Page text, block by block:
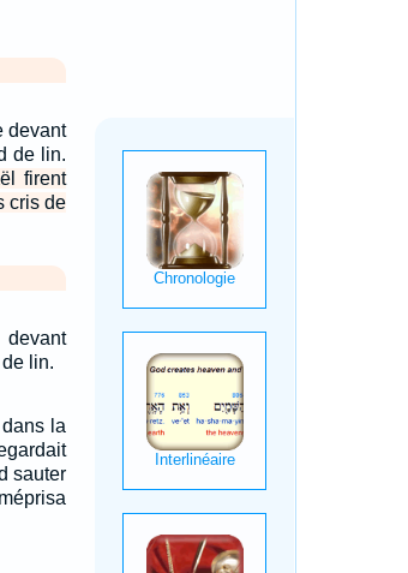
devant
de lin.
firent
cris de
lin.
la
sauter